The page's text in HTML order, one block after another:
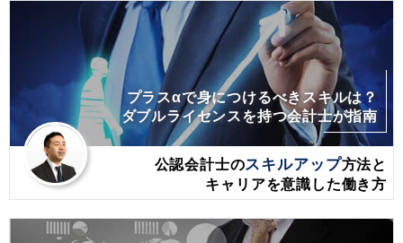
プラスαで身につけるべきスキルは？
ダブルライセンスを持つ会計士が指南
公認会計士のスキルアップ方法と
キャリアを意識した働き方